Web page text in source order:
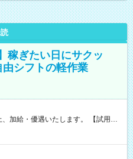
稼ぎたい日にサクッ
シフトの軽作業
・優遇いたします。 【試用期